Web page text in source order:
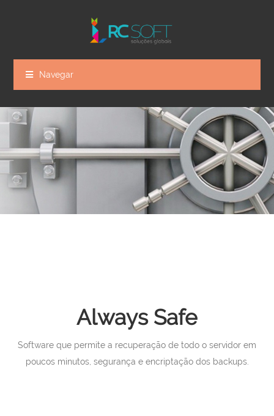
Navegar
Always Safe
Software que permite a recuperação de todo o servidor em
poucos minutos, segurança e encriptação dos backups.